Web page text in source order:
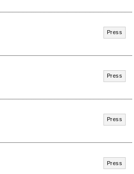
Press
Press
Press
Press